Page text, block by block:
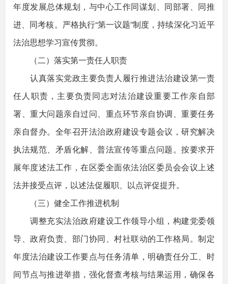
年度发展总体规划，与中心工作同谋划、同部署、同推
进、同考核。严格执行“第一议题”制度，持续深化习近平
法治思想学习宣传贯彻。
（二）落实第一责任人职责
认真落实党政主要负责人履行推进法治建设第一责
任人职责，主要负责同志对法治建设重要工作亲自部
署、重大问题亲自过问、重点环节亲自协调、重要任务
亲自督办。全年召开法治政府建设专题会议，研究解决
执法规范、矛盾化解、普法宣传等重点问题。按要求开
展年度述法工作，在区委全面依法治区委员会会议上述
法并接受点评，以述法促履职、以点评促提升。
（三）健全工作推进机制
调整充实法治政府建设工作领导小组，构建党委领
导、政府负责、部门协同、村社联动的工作格局。制定
年度法治建设工作要点与任务清单，明确责任分工、时
间节点与推进举措，强化督查考核与结果运用，确保各